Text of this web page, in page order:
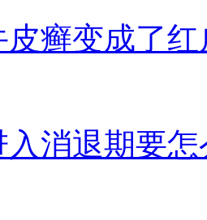
皮癣变成了
消退期要怎